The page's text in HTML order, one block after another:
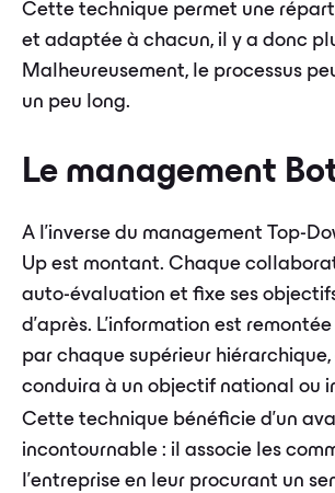
Cette technique permet une
et adaptée à chacun, il y a donc
Malheureusement, le processus
un peu long.
Le management
A l’inverse du management Top-
Up est montant. Chaque
auto-évaluation et fixe ses
d’après. L’information est
par chaque supérieur hiérarchique,
conduira à un objectif national ou
Cette technique bénéficie d'un
incontournable : il associe les
l’entreprise en leur procurant un